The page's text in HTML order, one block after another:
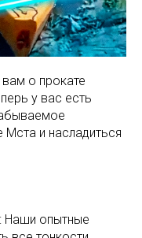
о прокате
у вас есть
и насладиться
Наши опытные